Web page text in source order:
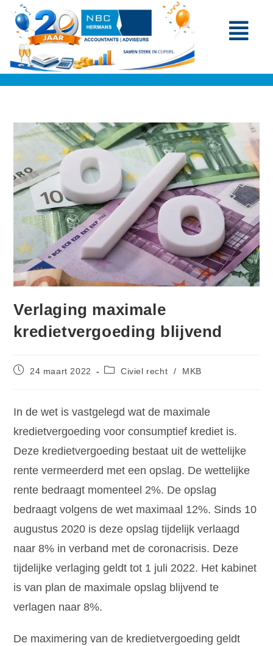
Verlaging maximale
kredietvergoeding blijvend
24 maart 2022 Civiel recht / MKB
In de wet is vastgelegd wat de maximale
kredietvergoeding voor consumptief krediet is.
Deze kredietvergoeding bestaat uit de wettelijke
rente vermeerderd met een opslag. De wettelijke
rente bedraagt momenteel 2%. De opslag
bedraagt volgens de wet maximaal 12%. Sinds 10
augustus 2020 is deze opslag tijdelijk verlaagd
naar 8% in verband met de coronacrisis. Deze
tijdelijke verlaging geldt tot 1 juli 2022. Het kabinet
is van plan de maximale opslag blijvend te
verlagen naar 8%.
De maximering van de kredietvergoeding geldt